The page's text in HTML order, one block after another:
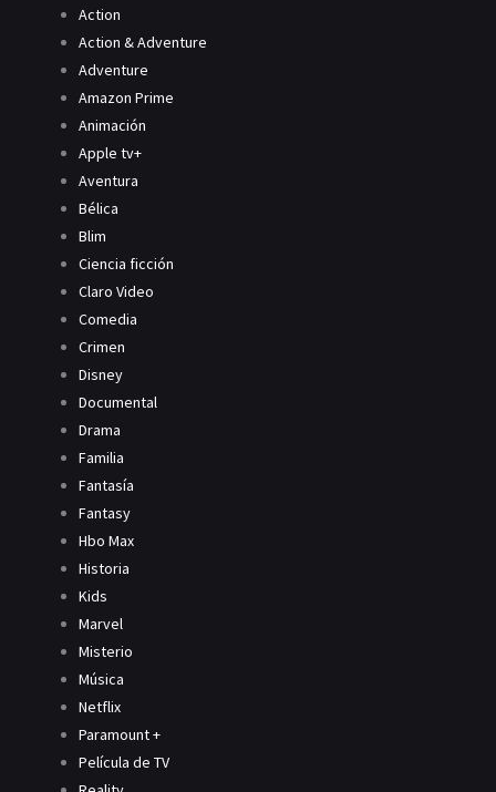
Action
Action & Adventure
Adventure
Amazon Prime
Animación
Apple tv+
Aventura
Bélica
Blim
Ciencia ficción
Claro Video
Comedia
Crimen
Disney
Documental
Drama
Familia
Fantasía
Fantasy
Hbo Max
Historia
Kids
Marvel
Misterio
Música
Netflix
Paramount +
Película de TV